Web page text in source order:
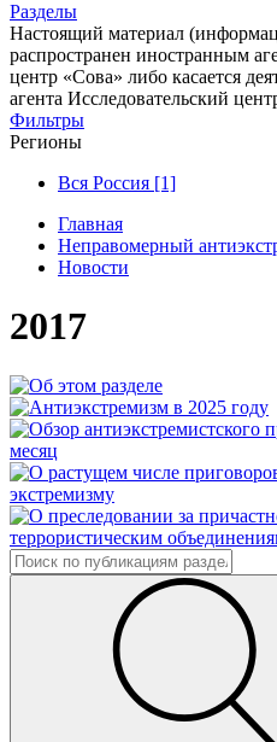
Разделы
Настоящий материал
распространен иностранным
центр «Сова» либо касается
агента Исследовательский
Фильтры
Регионы
Вся Россия [1]
Главная
Неправомерный
Новости
2017